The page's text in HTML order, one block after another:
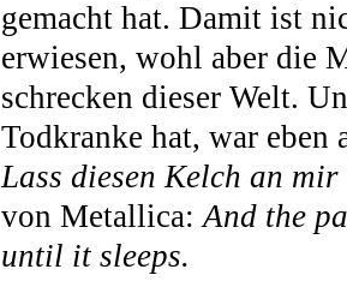
gemacht hat. Damit ist
erwiesen, wohl aber die
schrecken dieser Welt.
Todkranke hat, war eben
Lass diesen Kelch an
von Metallica:And the
until it sleeps.